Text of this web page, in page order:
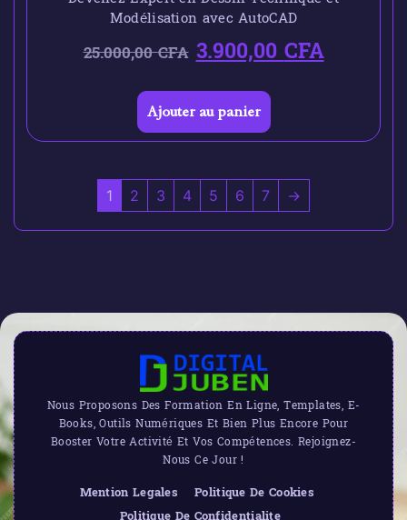
Modélisation avec AutoCAD
25.000,00CFA 3.900,00CFA
Ajouter au panier
1 2 3 4 5 6 7 →
Nous Proposons Des Formation En Ligne, Templates, E-
Books, Outils Numériques Et Bien Plus Encore Pour
Booster Votre Activité Et Vos Compétences. Rejoignez-
Nous Ce Jour !
Mention Legales
Politique De Cookies